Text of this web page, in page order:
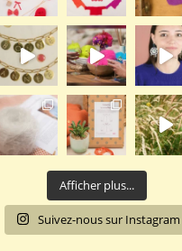
Afficher plus...
Suivez-nous sur Instagram